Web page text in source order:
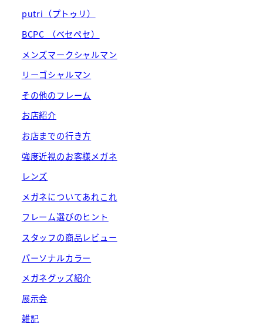
putri（プトゥリ）
BCPC （ベセペセ）
メンズマークシャルマン
リーゴシャルマン
その他のフレーム
お店紹介
お店までの行き方
強度近視のお客様メガネ
レンズ
メガネについてあれこれ
フレーム選びのヒント
スタッフの商品レビュー
パーソナルカラー
メガネグッズ紹介
展示会
雑記